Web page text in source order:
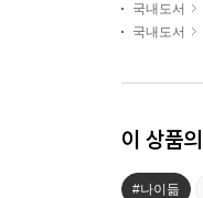
국내도서
국내도서
이 상품
#나이듦